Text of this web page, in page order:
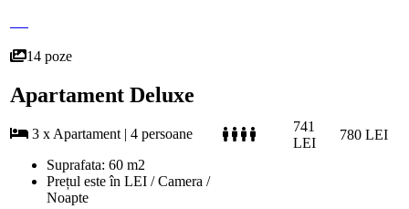
14 poze
Apartament Deluxe
3 x Apartament | 4 persoane
Suprafata: 60 m2
Prețul este în LEI / Camera /
Noapte
741
LEI
780 LEI